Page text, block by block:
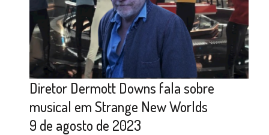
Diretor Dermott Downs fala sobre
musical em Strange New Worlds
9 de agosto de 2023